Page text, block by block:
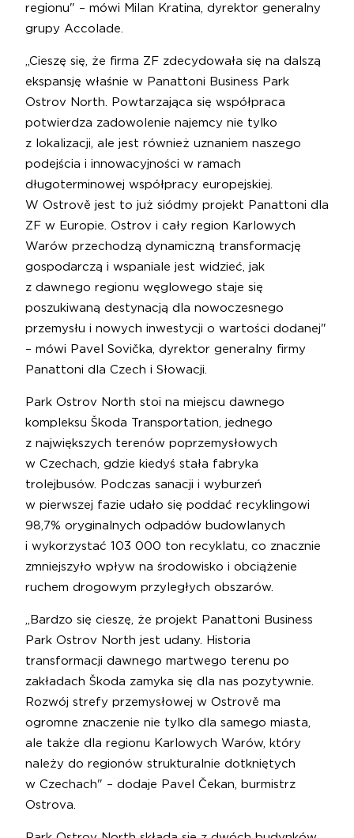
regionu" – mówi Milan Kratina, dyrektor generalny
grupy Accolade.
„Cieszę się, że firma ZF zdecydowała się na dalszą
ekspansję właśnie w Panattoni Business Park
Ostrov North. Powtarzająca się współpraca
potwierdza zadowolenie najemcy nie tylko
z lokalizacji, ale jest również uznaniem naszego
podejścia i innowacyjności w ramach
długoterminowej współpracy europejskiej.
W Ostrově jest to już siódmy projekt Panattoni dla
ZF w Europie. Ostrov i cały region Karlowych
Warów przechodzą dynamiczną transformację
gospodarczą i wspaniale jest widzieć, jak
z dawnego regionu węglowego staje się
poszukiwaną destynacją dla nowoczesnego
przemysłu i nowych inwestycji o wartości dodanej"
– mówi Pavel Sovička, dyrektor generalny firmy
Panattoni dla Czech i Słowacji.
Park Ostrov North stoi na miejscu dawnego
kompleksu Škoda Transportation, jednego
z największych terenów poprzemysłowych
w Czechach, gdzie kiedyś stała fabryka
trolejbusów. Podczas sanacji i wyburzeń
w pierwszej fazie udało się poddać recyklingowi
98,7% oryginalnych odpadów budowlanych
i wykorzystać 103 000 ton recyklatu, co znacznie
zmniejszyło wpływ na środowisko i obciążenie
ruchem drogowym przyległych obszarów.
„Bardzo się cieszę, że projekt Panattoni Business
Park Ostrov North jest udany. Historia
transformacji dawnego martwego terenu po
zakładach Škoda zamyka się dla nas pozytywnie.
Rozwój strefy przemysłowej w Ostrově ma
ogromne znaczenie nie tylko dla samego miasta,
ale także dla regionu Karlowych Warów, który
należy do regionów strukturalnie dotkniętych
w Czechach" – dodaje Pavel Čekan, burmistrz
Ostrova.